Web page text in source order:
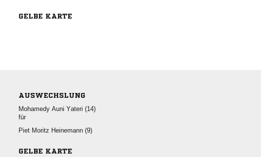
GELBE KARTE
AUSWECHSLUNG
   
für
   
GELBE KARTE